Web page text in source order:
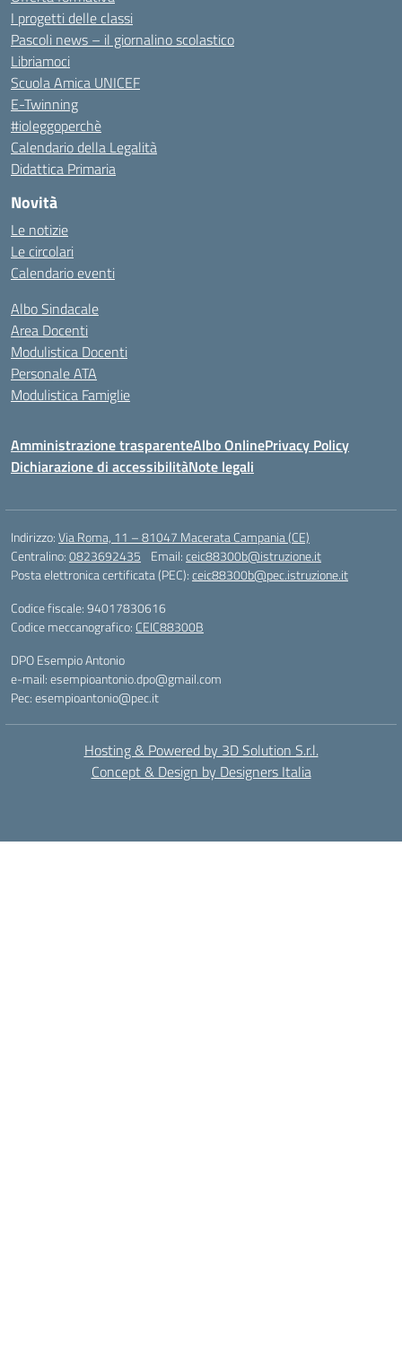
I progetti delle classi
Pascoli news – il giornalino scolastico
Libriamoci
Scuola Amica UNICEF
E-Twinning
#ioleggoperchè
Calendario della Legalità
Didattica Primaria
Novità
Le notizie
Le circolari
Calendario eventi
Albo Sindacale
Area Docenti
Modulistica Docenti
Personale ATA
Modulistica Famiglie
Amministrazione trasparenteAlbo OnlinePrivacy Policy
Dichiarazione di accessibilitàNote legali
Indirizzo:Via Roma, 11 – 81047 Macerata Campania (CE)
Centralino:0823692435 Email:ceic88300b@istruzione.it
Posta elettronica certificata (PEC):ceic88300b@pec.istruzione.it
Codice fiscale: 94017830616
Codice meccanografico: CEIC88300B
DPO Esempio Antonio
e-mail: esempioantonio.dpo@gmail.com
Pec: esempioantonio@pec.it
Hosting & Powered by 3D Solution S.r.l.
Concept & Design by Designers Italia